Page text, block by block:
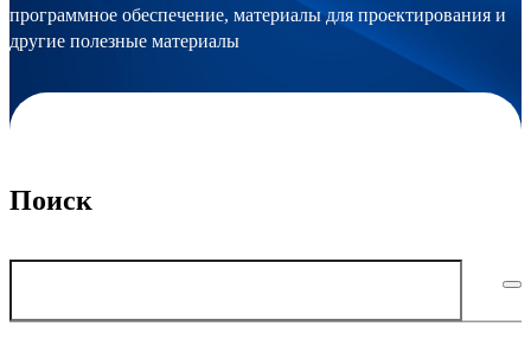
программное обеспечение, материалы для проектирования и
другие полезные материалы
Поиск